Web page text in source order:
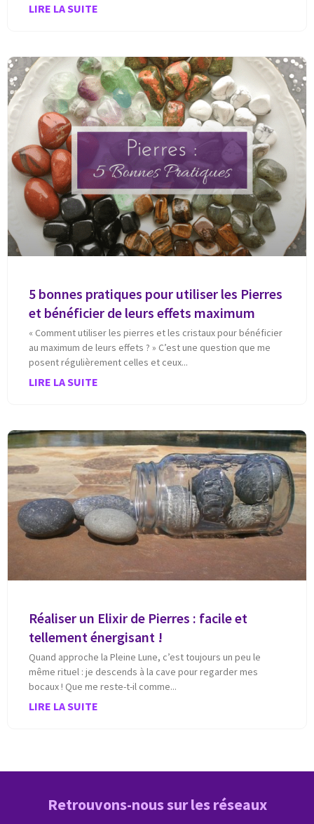
LIRE LA SUITE
5 bonnes pratiques pour utiliser les Pierres
et bénéficier de leurs effets maximum
« Comment utiliser les pierres et les cristaux pour bénéficier
au maximum de leurs effets ? » C’est une question que me
posent régulièrement celles et ceux
LIRE LA SUITE
Réaliser un Elixir de Pierres : facile et
tellement énergisant !
Quand approche la Pleine Lune, c’est toujours un peu le
même rituel : je descends à la cave pour regarder mes
bocaux ! Que me reste-t-il comme
LIRE LA SUITE
Retrouvons-nous sur les réseaux